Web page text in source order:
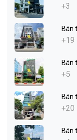
+3
Bán
+19
Bán
+5
Bán
+20
Bán